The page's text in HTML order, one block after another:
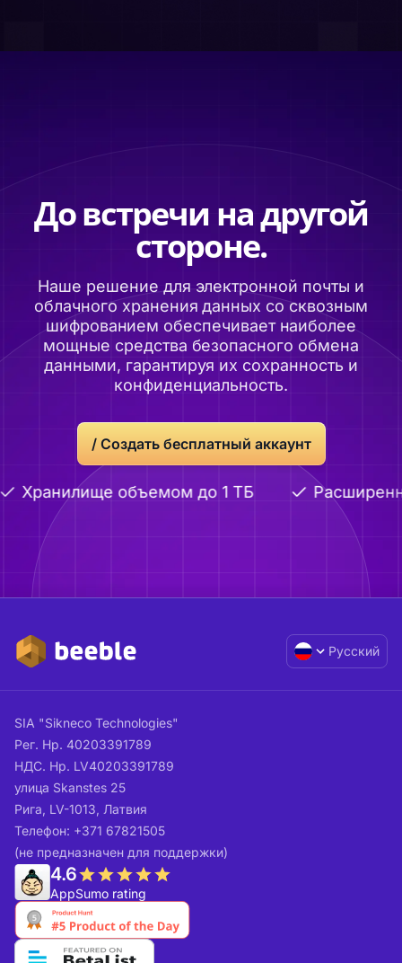
До встречи на другой
стороне.
Наше решение для электронной почты и
облачного хранения данных со сквозным
шифрованием обеспечивает наиболее
мощные средства безопасного обмена
данными, гарантируя их сохранность и
конфиденциальность.
/ Создать бесплатный аккаунт
объемом до 1 ТБ
Русский
SIA "Sikneco Technologies"
Рег. Нр. 40203391789
НДС. Нр. LV40203391789
улица Skanstes 25
Рига, LV-1013, Латвия
Телефон: +371 67821505
(не предназначен для поддержки)
4.6
AppSumo rating